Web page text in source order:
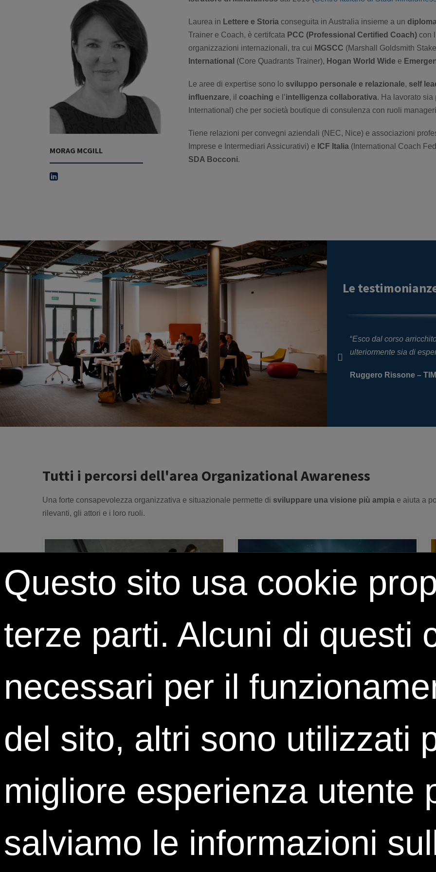
MORAG MCGILL
Laurea in Lettere e Storia conseguita in Australia insieme a un
Trainer e Coach, è certifcata PCC (Professional Certified Coach) con
organizzazioni internazionali, tra cui MGSCC (Marshall Goldsmith
International (Core Quadrants Trainer), Hogan World Wide e
Le aree di expertise sono lo sviluppo personale e relazionale, self
influenzare, il coaching e l’intelligenza collaborativa. Ha lavorato
International) che per società boutique di consulenza con ruoli
Tiene relazioni per convegni aziendali (NEC, Nice) e associazioni
Imprese e Intermediari Assicurativi) e ICF Italia (International Coach
SDA Bocconi.
Le
“Tutto molto positivo: metodo, argomenti, chiarezza. La parte relativa ai feedback
molto utile ”
Luca Palmieri – FAAC
“Esco dal corso
ulteriormente sia di
Ruggero Rissone – TIM
Tutti i percorsi dell'area Organizational Awareness
Una forte consapevolezza organizzativa e situazionale permette di sviluppare una visione più ampia e aiuta a
rilevanti, gli attori e i loro ruoli.
ENGAGEMENT E DELEGA PROJECT MANAGEMENT
Richiedi maggiori informazioni
Questo sito usa cookie
terze parti. Alcuni di questi
necessari per il
del sito, altri sono utilizzati
migliore esperienza utente
salviamo le informazioni